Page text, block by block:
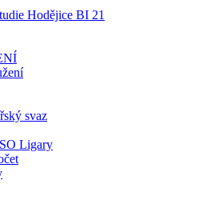
Hodějice BI 21
svaz
Ligary